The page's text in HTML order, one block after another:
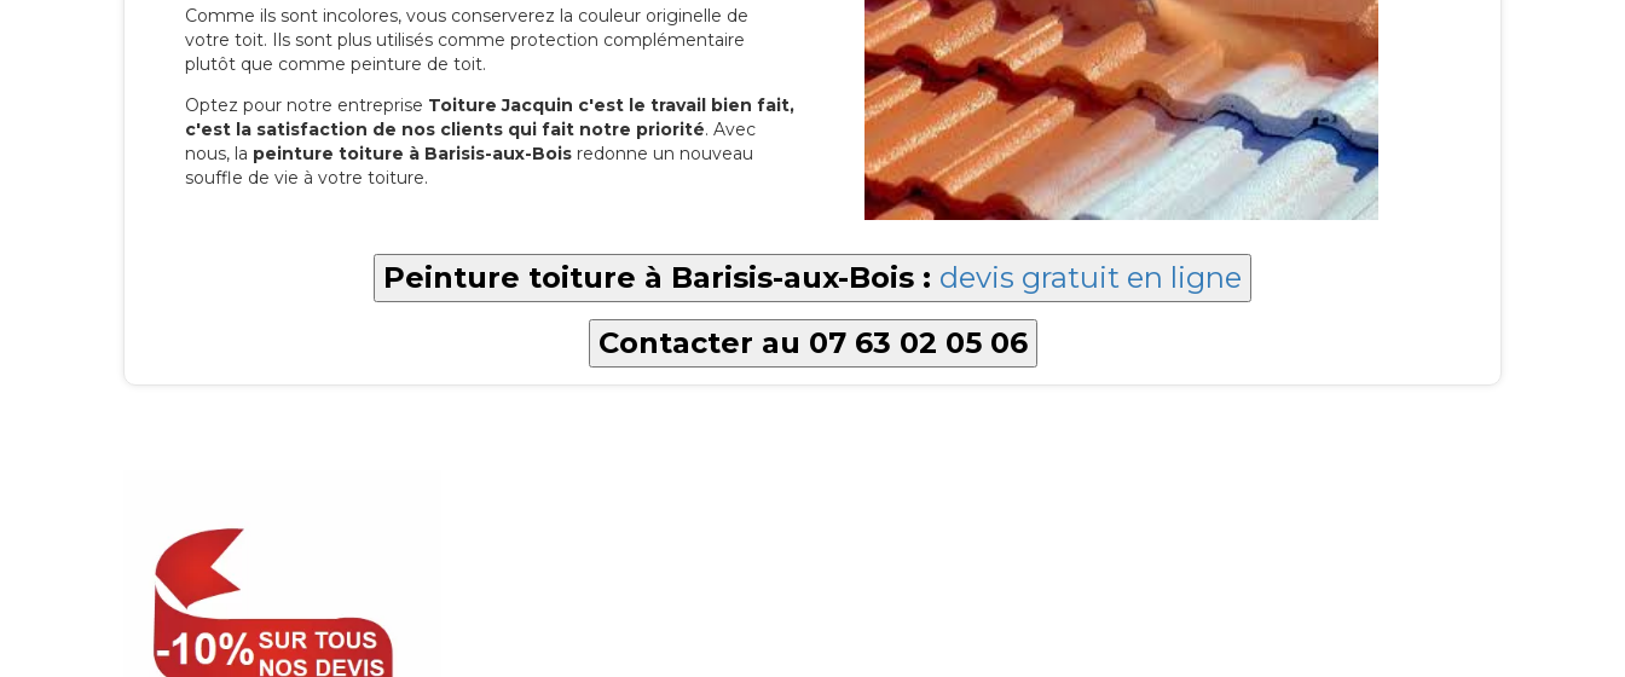
Comme ils sont incolores, vous conserverez la couleur originelle de
votre toit. Ils sont plus utilisés comme protection complémentaire
plutôt que comme peinture de toit.
Optez pour notre entreprise Toiture Jacquin c'est le travail bien fait,
c'est la satisfaction de nos clients qui fait notre priorité. Avec
nous, la peinture toiture à Barisis-aux-Bois redonne un nouveau
souffle de vie à votre toiture.
Peinture toiture à Barisis-aux-Bois : devis gratuit en ligne
Contacter au 07 63 02 05 06